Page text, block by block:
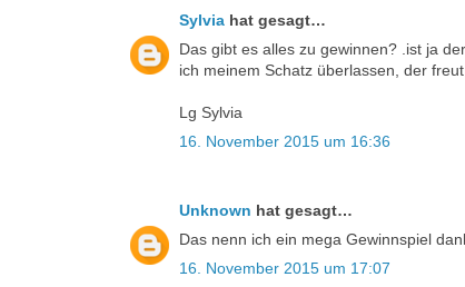
Sylvia hat gesagt…
Das gibt es alles zu gewinnen? .ist ja
ich meinem Schatz überlassen, der
Lg Sylvia
16. November 2015 um 16:36
Unknown hat gesagt…
Das nenn ich ein mega
16. November 2015 um 17:07